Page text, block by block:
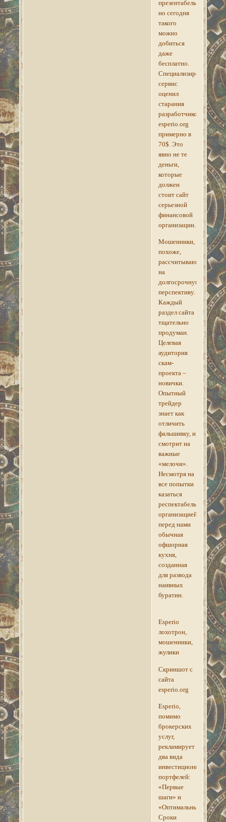
презентабельнее,
но сегодня
такого
можно
добиться
даже
бесплатно.
Специализированный
сервис
оценил
старания
разработчиков
esperio.org
примерно в
70$. Это
явно не те
деньги,
которые
должен
стоит сайт
серьезной
финансовой
организации.
Мошенники,
похоже,
рассчитывают
на
долгосрочную
перспективу.
Каждый
раздел сайта
тщательно
продуман.
Целевая
аудитория
скам-
проекта –
новички.
Опытный
трейдер
знает как
отличить
фальшивку, и
смотрит на
важные
«мелочи».
Несмотря на
все попытки
казаться
респектабельной
организацией,
перед нами
обычная
офшорная
кухня,
созданная
для развода
наивных
буратин.
Esperio
лохотрон,
мошенники,
жулики
Скриншот с
сайта
esperio.org
Esperio,
помимо
брокерских
услуг,
рекламирует
два вида
инвестиционных
портфелей:
«Первые
шаги» и
«Оптимальный».
Сроки